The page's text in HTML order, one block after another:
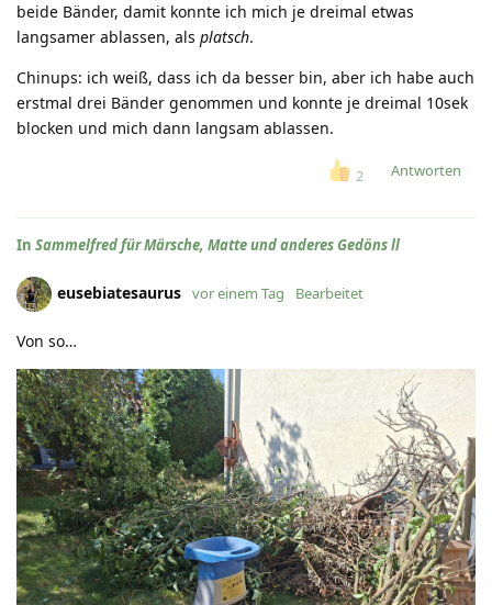
beide Bänder, damit konnte ich mich je dreimal etwas
langsamer ablassen, als platsch.
Chinups: ich weiß, dass ich da besser bin, aber ich habe auch
erstmal drei Bänder genommen und konnte je dreimal 10sek
blocken und mich dann langsam ablassen.
2 Antworten
In Sammelfred für Märsche, Matte und anderes Gedöns ll
eusebiatesaurus vor einem Tag Bearbeitet
Von so…